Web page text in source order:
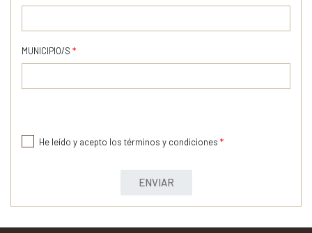
MUNICIPIO/S *
He leído y acepto los términos y condiciones *
ENVIAR